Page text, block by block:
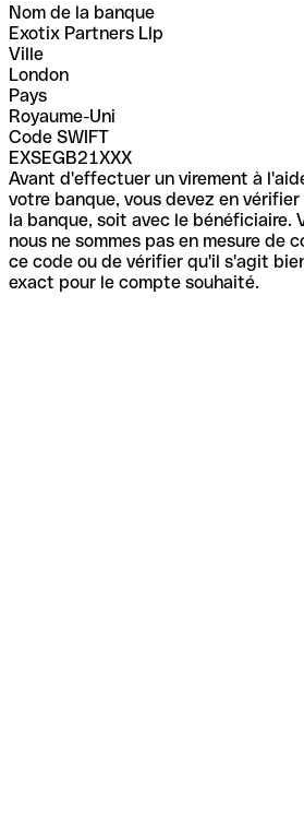
Nom de la banque
Exotix Partners Llp
Ville
London
Pays
Royaume-Uni
Code SWIFT
EXSEGB21XXX
Avant d'effectuer un virement à
votre banque, vous devez en
la banque, soit avec le bénéficiaire.
nous ne sommes pas en mesure de
ce code ou de vérifier qu'il s'agit
exact pour le compte souhaité.